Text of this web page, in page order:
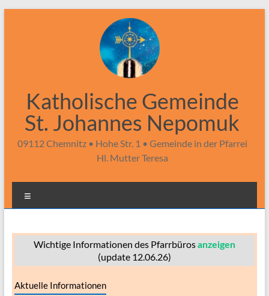
Katholische Gemeinde
St. Johannes Nepomuk
09112 Chemnitz • Hohe Str. 1 • Gemeinde in der Pfarrei
Hl. Mutter Teresa
Wichtige Informationen des Pfarrbürosanzeigen
(update 12.06.26)
Aktuelle Informationen